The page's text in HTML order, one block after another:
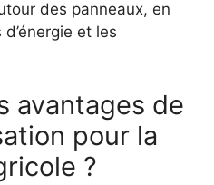
des panneaux, en
et les
avantages de
pour la
?